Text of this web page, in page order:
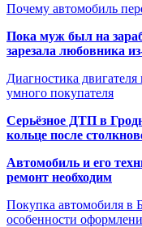
Почему автомобиль
Пока муж был на
зарезала любовника
Диагностика
умного покупателя
Серьёзное ДТП в
кольце после
Автомобиль и его
ремонт необходим
Покупка автомобиля в
особенности